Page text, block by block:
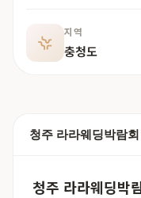
지역
충청도
청주 라라웨딩박람
청주 라라웨딩박